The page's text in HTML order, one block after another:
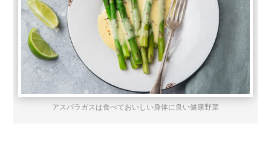
アスパラガスは食べておいしい身体に良い健康野菜